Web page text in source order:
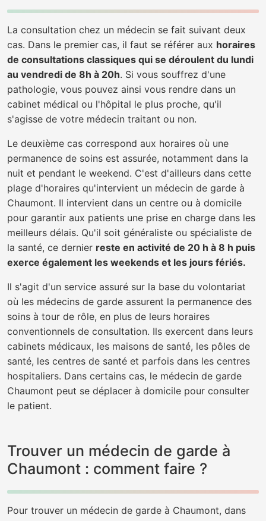
La consultation chez un médecin se fait suivant deux
cas. Dans le premier cas, il faut se référer aux horaires
de consultations classiques qui se déroulent du lundi
au vendredi de 8h à 20h. Si vous souffrez d'une
pathologie, vous pouvez ainsi vous rendre dans un
cabinet médical ou l'hôpital le plus proche, qu'il
s'agisse de votre médecin traitant ou non.
Le deuxième cas correspond aux horaires où une
permanence de soins est assurée, notamment dans la
nuit et pendant le weekend. C'est d'ailleurs dans cette
plage d'horaires qu'intervient un médecin de garde à
Chaumont. Il intervient dans un centre ou à domicile
pour garantir aux patients une prise en charge dans les
meilleurs délais. Qu'il soit généraliste ou spécialiste de
la santé, ce dernier reste en activité de 20 h à 8 h puis
exerce également les weekends et les jours fériés.
Il s'agit d'un service assuré sur la base du volontariat
où les médecins de garde assurent la permanence des
soins à tour de rôle, en plus de leurs horaires
conventionnels de consultation. Ils exercent dans leurs
cabinets médicaux, les maisons de santé, les pôles de
santé, les centres de santé et parfois dans les centres
hospitaliers. Dans certains cas, le médecin de garde
Chaumont peut se déplacer à domicile pour consulter
le patient.
Trouver un médecin de garde à
Chaumont : comment faire ?
Pour trouver un médecin de garde à Chaumont, dans